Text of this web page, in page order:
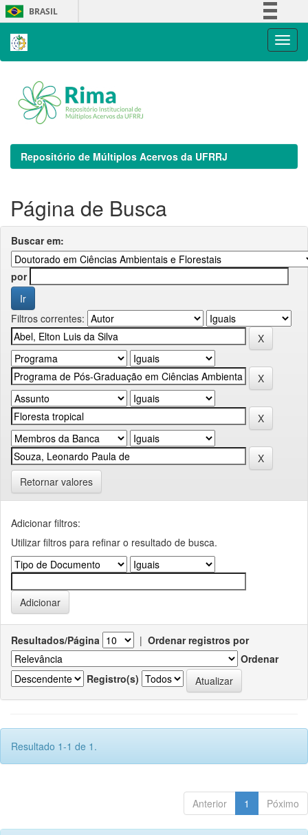
Skip
navigation
BRASIL
Repositório de Múltiplos Acervos da UFRRJ
Página de Busca
Buscar em:
por
Filtros correntes:
Retornar valores
Adicionar filtros:
Utilizar filtros para refinar o resultado de busca.
Resultados/Página | Ordenar registros por
Ordenar
Registro(s)
Resultado 1-1 de 1.
Anterior 1 Póximo